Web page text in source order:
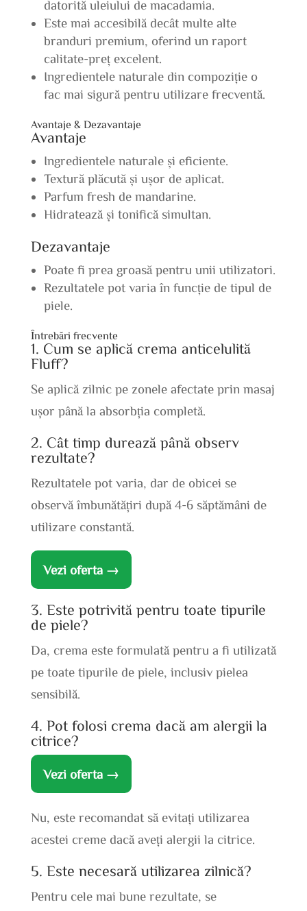
datorită uleiului de macadamia.
Este mai accesibilă decât multe alte
branduri premium, oferind un raport
calitate-preț excelent.
Ingredientele naturale din compoziție o
fac mai sigură pentru utilizare frecventă.
Avantaje & Dezavantaje
Avantaje
Ingredientele naturale și eficiente.
Textură plăcută și ușor de aplicat.
Parfum fresh de mandarine.
Hidratează și tonifică simultan.
Dezavantaje
Poate fi prea groasă pentru unii utilizatori.
Rezultatele pot varia în funcție de tipul de
piele.
Întrebări frecvente
1. Cum se aplică crema anticelulită
Fluff?
Se aplică zilnic pe zonele afectate prin masaj
ușor până la absorbția completă.
2. Cât timp durează până observ
rezultate?
Rezultatele pot varia, dar de obicei se
observă îmbunătățiri după 4-6 săptămâni de
utilizare constantă.
Vezi oferta →
3. Este potrivită pentru toate tipurile
de piele?
Da, crema este formulată pentru a fi utilizată
pe toate tipurile de piele, inclusiv pielea
sensibilă.
4. Pot folosi crema dacă am alergii la
citrice?
Vezi oferta →
Nu, este recomandat să evitați utilizarea
acestei creme dacă aveți alergii la citrice.
5. Este necesară utilizarea zilnică?
Pentru cele mai bune rezultate, se